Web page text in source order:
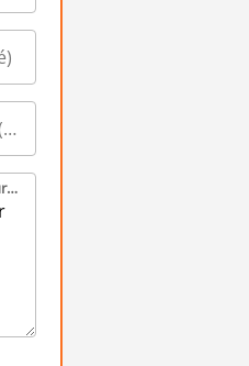
Envoyez un message au(x) vendeur(s) (demandé)